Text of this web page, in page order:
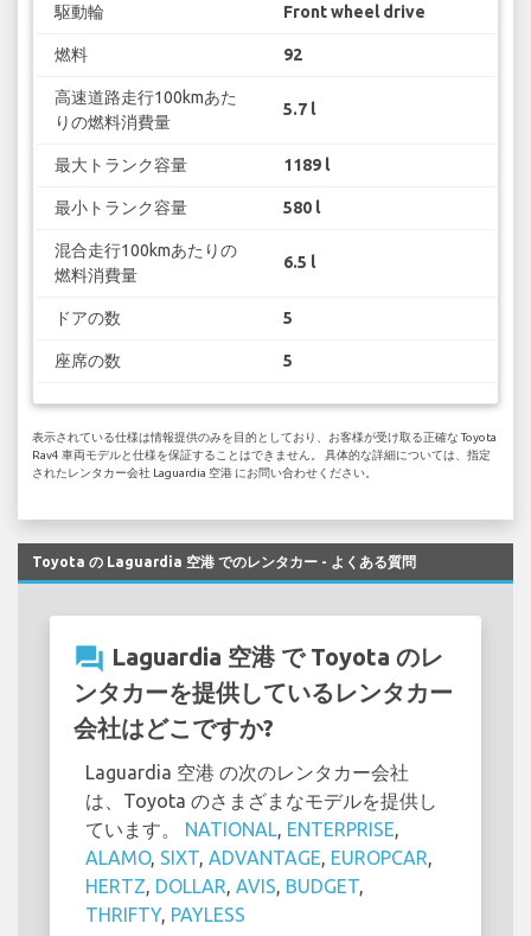
駆動輪 Front wheel drive
燃料 92
高速道路走行100kmあた
りの燃料消費量
5.7 l
最大トランク容量 1189 l
最小トランク容量 580 l
混合走行100kmあたりの
燃料消費量
6.5 l
ドアの数 5
座席の数 5
表示されている仕様は情報提供のみを目的としており、お客様が受け取る正確な Toyota
Rav4 車両モデルと仕様を保証することはできません。 具体的な詳細については、指定
されたレンタカー会社 Laguardia 空港 にお問い合わせください。
Toyota の Laguardia 空港 でのレンタカー - よくある質問
question_answer Laguardia 空港 で Toyota のレ
ンタカーを提供しているレンタカー
会社はどこですか?
Laguardia 空港 の次のレンタカー会社
は、Toyota のさまざまなモデルを提供し
ています。 NATIONAL, ENTERPRISE,
ALAMO, SIXT, ADVANTAGE, EUROPCAR,
HERTZ, DOLLAR, AVIS, BUDGET,
THRIFTY, PAYLESS